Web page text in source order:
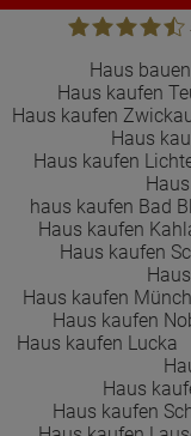
Town
Haus
Haus kaufen
Haus kaufen
Haus
Haus kaufen
haus kaufen Bad
Haus kaufen
Haus kaufen
Haus kaufen
Haus kaufen
Haus kaufen Lucka
Haus
Haus kaufen